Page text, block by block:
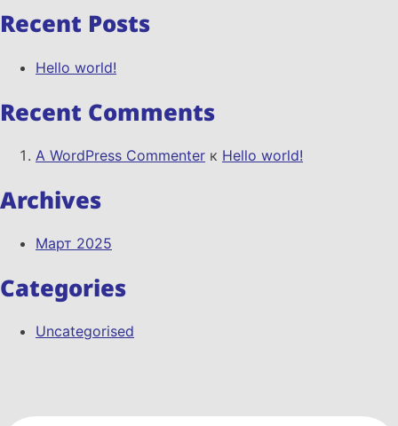
Recent Posts
Hello world!
Recent Comments
A WordPress Commenter к Hello world!
Archives
Март 2025
Categories
Uncategorised